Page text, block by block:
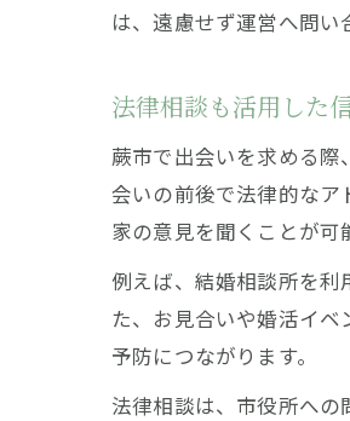
は、遠慮せず運営へ問い
法律相談も活用した
蕨市で出会いを求める
会いの前後で法律的なア
家の意見を聞くことが可
例えば、結婚相談所を
た、お見合いや婚活イ
予防につながります。
法律相談は、市役所へ